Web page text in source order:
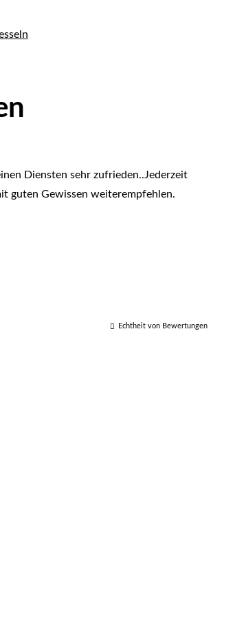
Diensten sehr zufrieden..Jederzeit
guten Gewissen weiterempfehlen.
Echtheit von Bewertungen